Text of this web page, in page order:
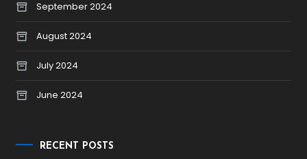
September 2024
August 2024
July 2024
June 2024
RECENT POSTS